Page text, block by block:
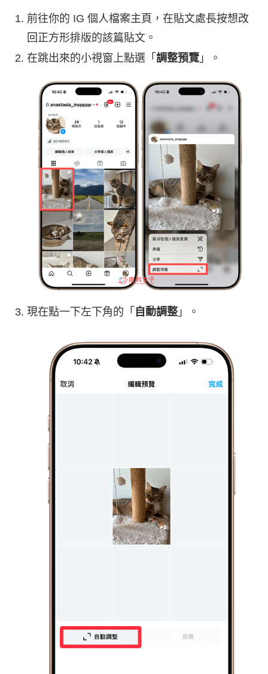
前往你的 IG 個人檔案主頁，在貼文處長按想改
回正方形排版的該篇貼文。
在跳出來的小視窗上點選「 調整預覽 」。
現在點一下左下角的「 自動調整 」。